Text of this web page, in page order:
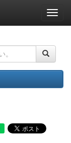
ナ
ビ
ー
ョ
ン